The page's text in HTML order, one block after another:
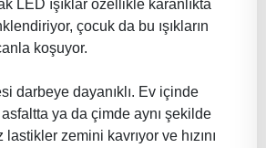
LED ışıklar özellikle karanlıkta
çocuk da bu ışıkların
koşuyor.
darbeye dayanıklı. Ev içinde
asfaltta ya da çimde aynı şekilde
zemini kavrıyor ve hızını